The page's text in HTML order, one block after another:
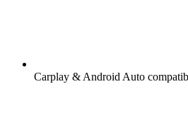
Carplay & Android Auto